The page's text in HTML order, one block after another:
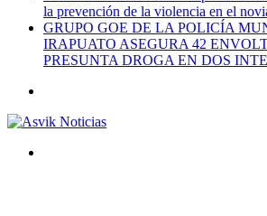
la prevención de la violencia en el
GRUPO GOE DE LA POLICÍA
IRAPUATO ASEGURA 42
PRESUNTA DROGA EN DOS